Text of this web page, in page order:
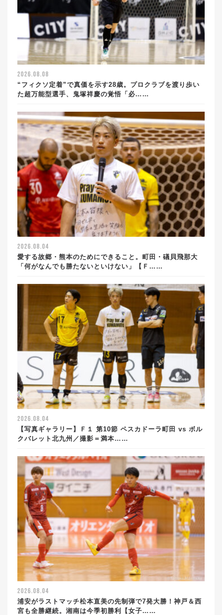
2026.08.08
“フィクソ定着”で真価を示す28歳。プロクラブを渡り歩い
た超万能型選手、鬼塚祥慶の覚悟「必……
2026.08.04
愛する故郷・熊本のためにできること。町田・礒貝飛那大
「何がなんでも勝たないといけない」【Ｆ……
2026.08.04
【写真ギャラリー】Ｆ１ 第10節 ペスカドーラ町田 vs ボル
クバレット北九州／撮影＝満本……
2026.08.04
浦安がラストマッチ松本直美の先制弾で7発大勝！神戸＆西
宮も全勝継続。湘南は今季初勝利【女子……